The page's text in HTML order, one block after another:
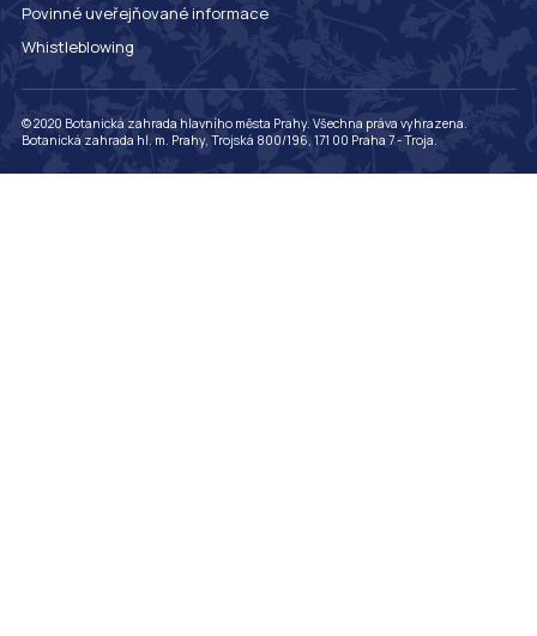
Povinné uveřejňované informace
Whistleblowing
© 2020 Botanická zahrada hlavního města Prahy. Všechna práva vyhrazena.
Botanická zahrada hl. m. Prahy, Trojská 800/196, 171 00 Praha 7 - Troja.